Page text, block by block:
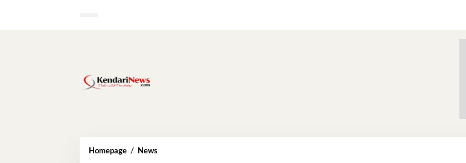
Homepage / NewsGubernur